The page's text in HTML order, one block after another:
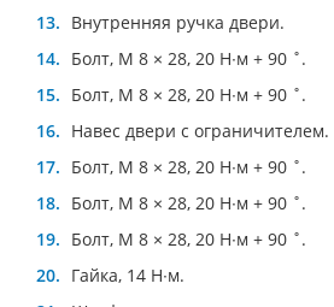
Внутренняя ручка двери.
Болт, М 8 × 28, 20 Н∙м + 90 ˚.
Болт, М 8 × 28, 20 Н∙м + 90 ˚.
Навес двери с ограничителем.
Болт, М 8 × 28, 20 Н∙м + 90 ˚.
Болт, М 8 × 28, 20 Н∙м + 90 ˚.
Болт, М 8 × 28, 20 Н∙м + 90 ˚.
Гайка, 14 Н∙м.